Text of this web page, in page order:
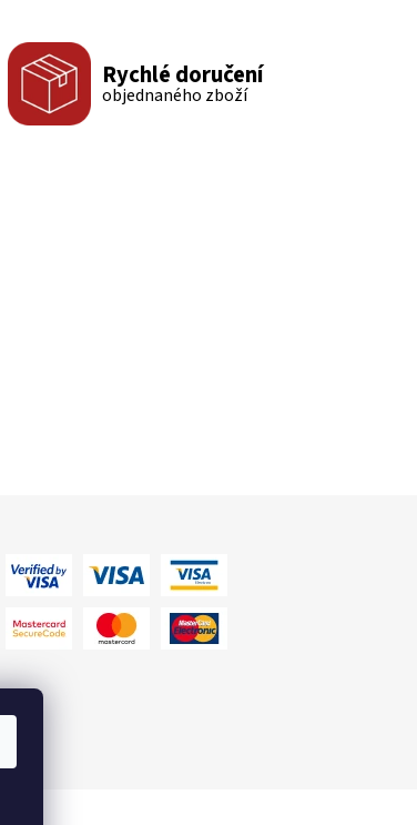
Rychlé doručení
objednaného zboží